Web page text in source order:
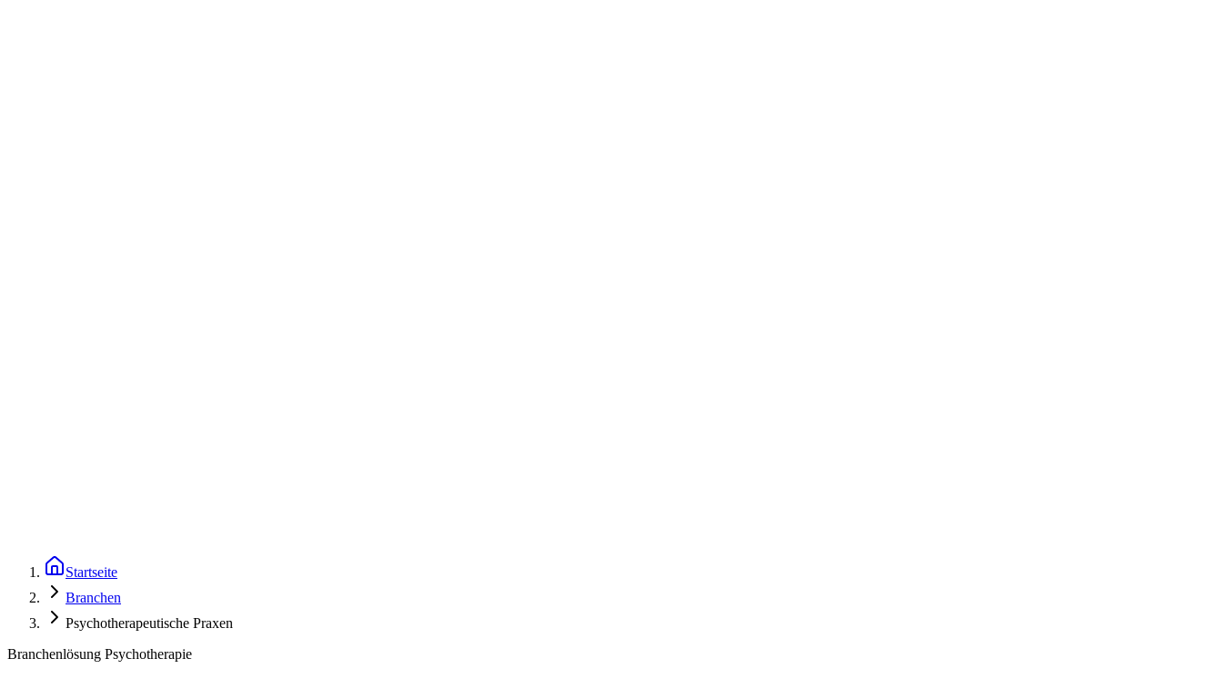
Startseite
Branchen
Psychotherapeutische Praxen
Branchenlösung Psychotherapie